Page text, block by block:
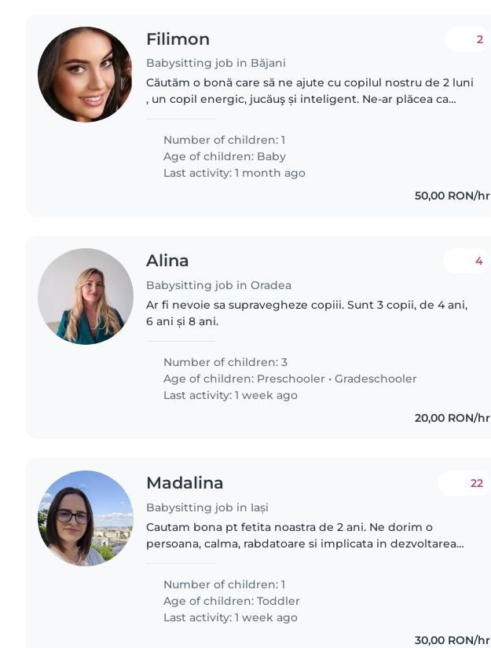
Filimon
Babysitting job in Băjani
2
Căutăm o bonă care să ne ajute cu copilul nostru de 2 luni
, un copil energic, jucăuş și inteligent. Ne-ar plăcea ca
Number of children: 1
Age of children: Baby
Last activity: 1 month ago
50,00 RON/hr
Alina
Babysitting job in Oradea
4
Ar fi nevoie sa supravegheze copiii. Sunt 3 copii, de 4 ani,
6 ani și 8 ani.
Number of children: 3
Age of children: Preschooler •Gradeschooler
Last activity: 1 week ago
20,00 RON/hr
Madalina
Babysitting job in Iași
22
Cautam bona pt fetita noastra de 2 ani. Ne dorim o
persoana, calma, rabdatoare si implicata in dezvoltarea
Number of children: 1
Age of children:Toddler
Last activity: 1 week ago
30,00 RON/hr